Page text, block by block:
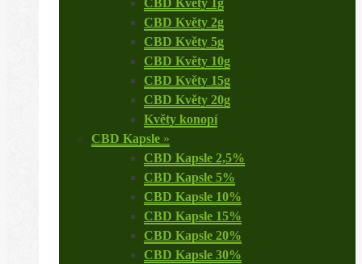
CBD Květy 1g
CBD Květy 2g
CBD Květy 5g
CBD Květy 10g
CBD Květy 15g
CBD Květy 20g
Květy konopí
CBD Kapsle »
CBD Kapsle 2,5%
CBD Kapsle 5%
CBD Kapsle 10%
CBD Kapsle 15%
CBD Kapsle 20%
CBD Kapsle 30%